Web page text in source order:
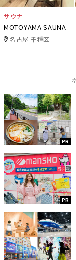
サウナ
MOTOYAMA SAUNA
名古屋 千種区
PR
PR